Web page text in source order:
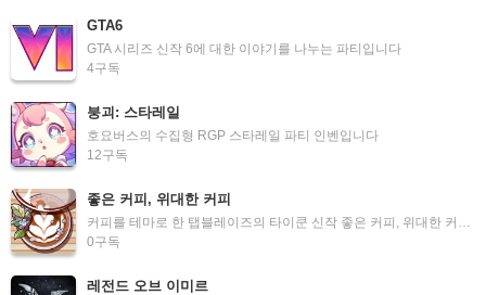
GTA6
GTA 시리즈 신작 6에 대한 이야기를 나누는 파티입니다
4구독
붕괴: 스타레일
호요버스의 수집형 RGP 스타레일 파티 인벤입니다
12구독
좋은 커피, 위대한 커피
커피를 테마로 한 탭블레이즈의 타이쿤 신작 좋은 커피, 위대한 커피 팟벤입니다.
0구독
레전드 오브 이미르